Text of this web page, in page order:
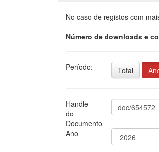
No caso de registos com
Número de downloads e
Período: Total
Handle
do
Documento
Ano